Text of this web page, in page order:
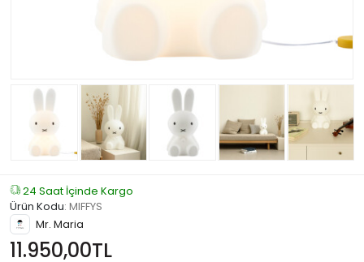
24 Saat İçinde Kargo
Ürün Kodu: MIFFYS
Mr. Maria
11.950,00TL